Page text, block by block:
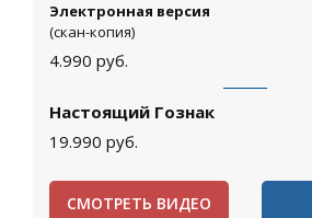
Электронная версия
(скан-копия)
4.990 руб.
Настоящий Гознак
19.990 руб.
СМОТРЕТЬ ВИДЕО